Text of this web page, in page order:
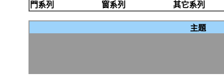
門系列
窗系列 其它系列
主題